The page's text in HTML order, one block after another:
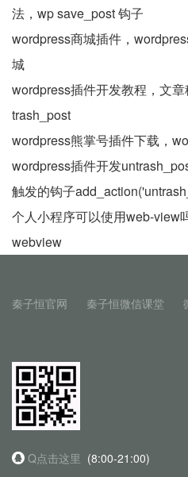
法，wp save_post 钩子
wordpress商城插件，
城
wordpress插件开发教程，文
trash_post
wordpress熊掌号插件下载，
wordpress插件开发
触发的钩子
个人小程序可以使用web-view
webview
秦子恒官网 秦子恒微信课堂
Q点击这里 (8:00-21:00)